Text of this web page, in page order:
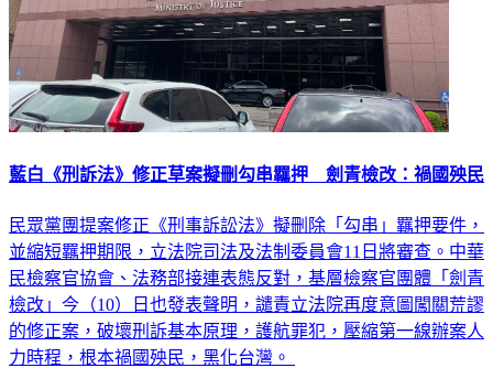
藍白《刑訴法》修正草案擬刪勾串羈押 劍青檢改：禍國殃民
民眾黨團提案修正《刑事訴訟法》擬刪除「勾串」羈押要件，
並縮短羈押期限，立法院司法及法制委員會11日將審查。中華
民檢察官協會、法務部接連表態反對，基層檢察官團體「劍青
檢改」今（10）日也發表聲明，譴責立法院再度意圖闖關荒謬
的修正案，破壞刑訴基本原理，護航罪犯，壓縮第一線辦案人
力時程，根本禍國殃民，黑化台灣。